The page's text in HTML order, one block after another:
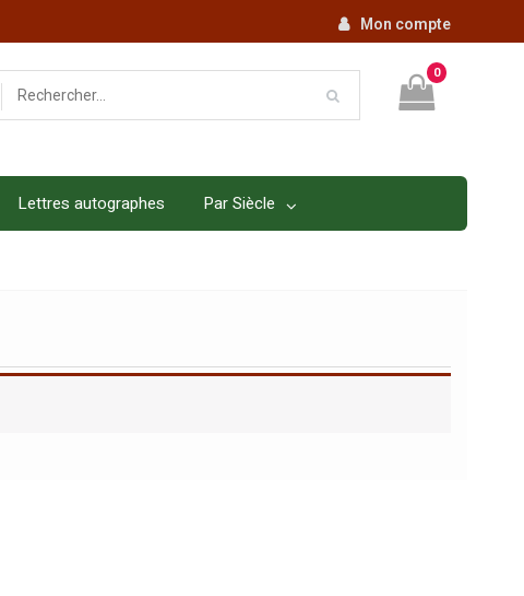
Mon compte
0
Lettres autographes Par Siècle